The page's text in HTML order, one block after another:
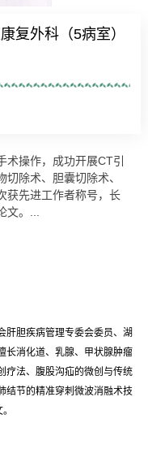
复外科（5病室）
操作，成功开展CT引
除术、胆囊切除术、
获先进工作者称号，长
。...
肝胆疾病管理专委会委员、湖
长消化道、乳腺、甲状腺肿瘤
疗法、腹股沟疝的微创与传统
结节的精准穿刺微波消融术技